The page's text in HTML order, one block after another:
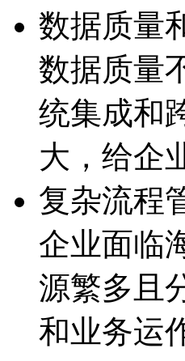
数据质量
数据质量
统集成和
大，给
复杂流程
企业面临
源繁多且
和业务运